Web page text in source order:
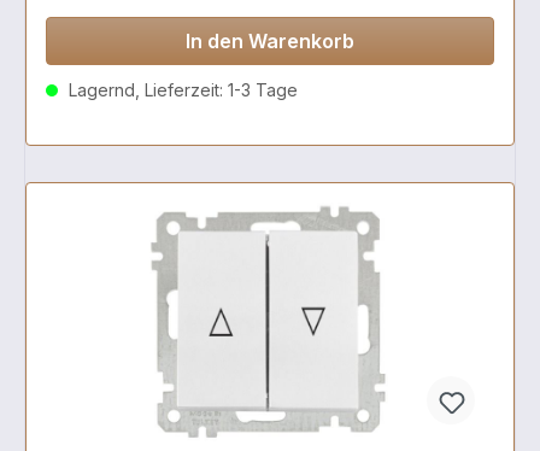
In den Warenkorb
Lagernd, Lieferzeit: 1-3 Tage